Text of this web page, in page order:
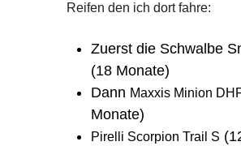
Reifen den ich dort fahre:
Zuerst die Schwalbe
(18 Monate)
Dann Maxxis Minion DHF
Monate)
Pirelli Scorpion Trail S